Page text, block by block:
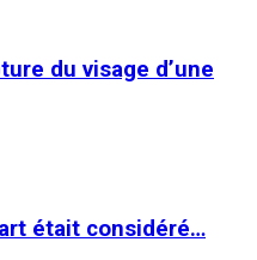
du visage d’une
était considéré…